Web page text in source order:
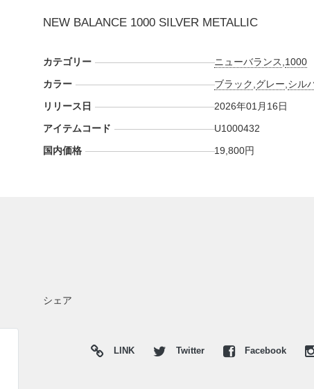
NEW BALANCE 1000 SILVER METALLIC
カテゴリー ニューバランス 1000
カラー
ブラック グレー シル
リリース日
2026年01月16日
アイテムコード
U1000432
国内価格
19,800円
シェア
LINK Twitter Facebook